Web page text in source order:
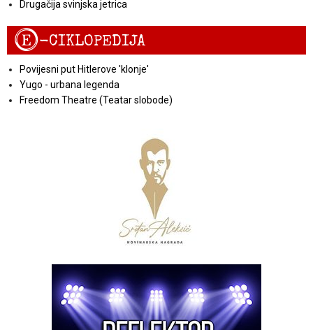
Drugačija svinjska jetrica
E-CIKLOPEDIJA
Povijesni put Hitlerove 'klonje'
Yugo - urbana legenda
Freedom Theatre (Teatar slobode)